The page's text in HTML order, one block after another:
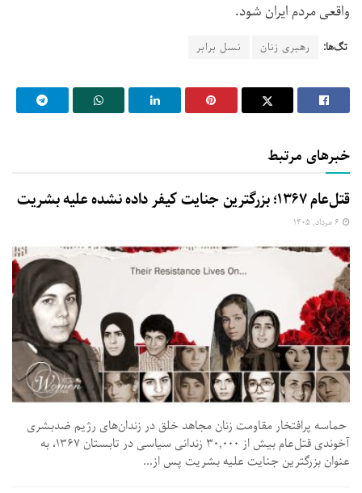
واقعی مردم ایران شود.
تگ‌ها: رهبری زنان نسل برابر
خبرهای مرتبط
قتل‌عام ۱۳۶۷؛ بزرگترین جنایت کیفر داده نشده علیه بشریت
حماسه پرافتخار مقاومت زنان مجاهد خلق در زندان‌های رژیم ضدبشری
آخوندی قتل‌عام بیش از ۳۰,۰۰۰ زندانی سیاسی در تابستان ۱۳۶۷، به
عنوان بزرگترین جنایت علیه بشریت پس از...